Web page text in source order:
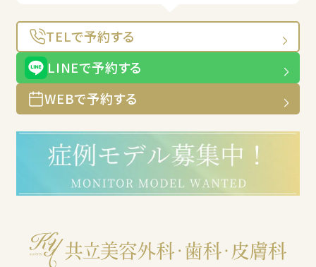
TELで予約する
LINEで予約する
WEBで予約する